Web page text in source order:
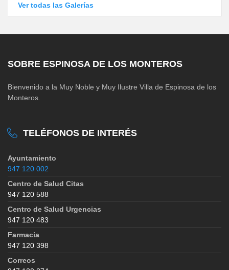
Ver todas las Galerías
SOBRE ESPINOSA DE LOS MONTEROS
Bienvenido a la Muy Noble y Muy Ilustre Villa de Espinosa de los
Monteros.
TELÉFONOS DE INTERÉS
Ayuntamiento
947 120 002
Centro de Salud Citas
947 120 588
Centro de Salud Urgencias
947 120 483
Farmacia
947 120 398
Correos